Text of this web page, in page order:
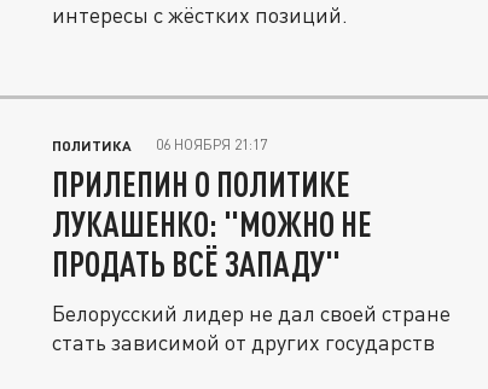
интересы с жёстких позиций.
ПОЛИТИКА 06 НОЯБРЯ 21:17
ПРИЛЕПИН О ПОЛИТИКЕ
ЛУКАШЕНКО: "МОЖНО НЕ
ПРОДАТЬ ВСЁ ЗАПАДУ"
Белорусский лидер не дал своей стране
стать зависимой от других государств